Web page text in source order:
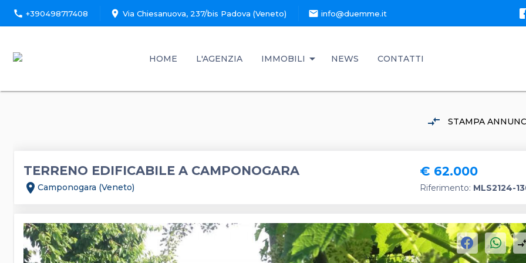
call +390498717408 location_on Via Chiesanuova, 237/bis Padova (Veneto) mail info@duemme.it
HOME L'AGENZIA IMMOBILI NEWS CONTATTI
compare_arrows STAMPA
TERRENO EDIFICABILE A CAMPONOGARA
location_on Camponogara (Veneto)
€ 62.000
Riferimento: MLS2124-